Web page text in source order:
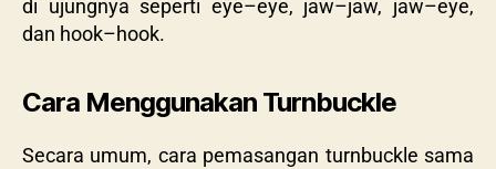
di ujungnya seperti eye–eye, jaw–jaw, jaw–eye,
dan hook–hook.
Cara Menggunakan Turnbuckle
Secara umum, cara pemasangan turnbuckle sama